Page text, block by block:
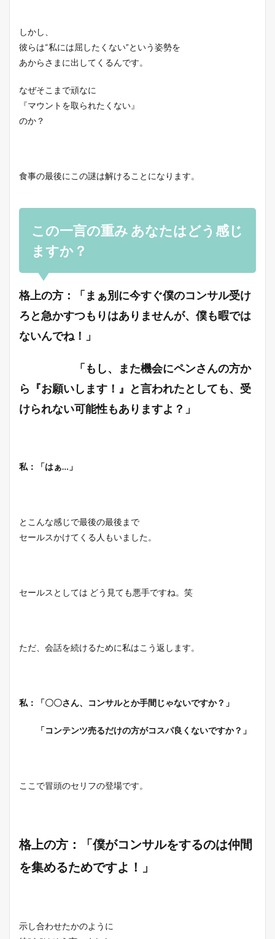
しかし、
彼らは“私には屈したくない”という姿勢を
あからさまに出してくるんです。
なぜそこまで頑なに
『マウントを取られたくない』
のか？
食事の最後にこの謎は解けることになります。
この一言の重み あなたはどう感じ
ますか？
格上の方：「まぁ別に今すぐ僕のコンサル受け
ろと急かすつもりはありませんが、僕も暇では
ないんでね！」
「もし、また機会にペンさんの方か
ら『お願いします！』と言われたとしても、受
けられない可能性もありますよ？」
私：「はぁ…」
とこんな感じで最後の最後まで
セールスかけてくる人もいました。
セールスとしては どう見ても悪手ですね。笑
ただ、会話を続けるために私はこう返します。
私：「〇〇さん、コンサルとか手間じゃないですか？」
「コンテンツ売るだけの方がコスパ良くないですか？」
ここで冒頭のセリフの登場です。
格上の方：「僕がコンサルをするのは仲間
を集めるためですよ！」
示し合わせたかのように